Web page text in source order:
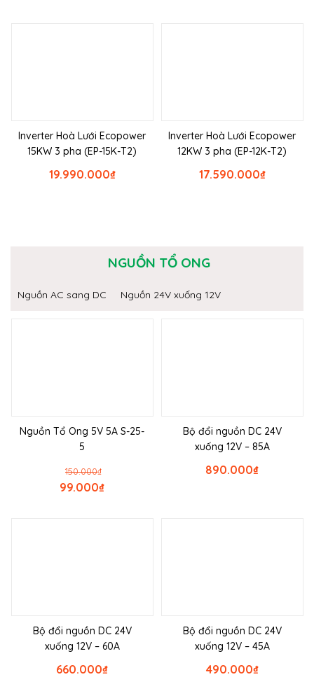
Inverter Hoà Lưới Ecopower
15KW 3 pha (EP-15K-T2)
₫
19.990.000
Inverter Hoà Lưới Ecopower
12KW 3 pha (EP-12K-T2)
₫
17.590.000
NGUỒN TỔ ONG
Nguồn AC sang DC Nguồn 24V xuống 12V
Nguồn Tổ Ong 5V 5A S-25-
5
₫
150.000
₫
99.000
Bộ đổi nguồn DC 24V
xuống 12V – 85A
₫
890.000
Bộ đổi nguồn DC 24V
xuống 12V – 60A
₫
660.000
Bộ đổi nguồn DC 24V
xuống 12V – 45A
₫
490.000